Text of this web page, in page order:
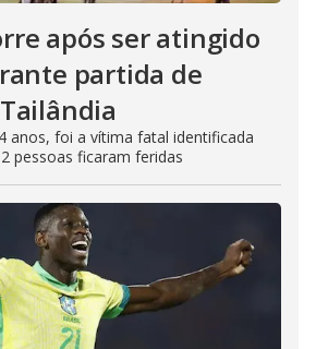
após ser atingido
partida de
anos, foi a vítima fatal identificada
pessoas ficaram feridas